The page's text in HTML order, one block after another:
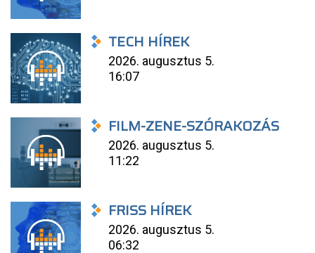
TECH HÍREK
2026. augusztus 5.
16:07
FILM-ZENE-SZÓRAKOZÁS
2026. augusztus 5.
11:22
FRISS HÍREK
2026. augusztus 5.
06:32